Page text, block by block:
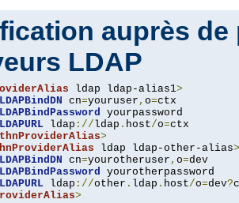
auprès de
LDAP
ldap ldap-alias1>
cn=youruser , o=ctx
yourpassword
ldap ://ldap . host/o=ctx
>
ldap ldap-other-alias>
cn=yourotheruser , o=dev
yourotherpassword
ldap ://other . ldap . host/o=dev?
>